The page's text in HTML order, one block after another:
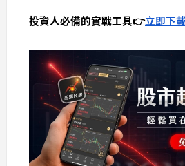
投資人必備的實戰工具👉立即下